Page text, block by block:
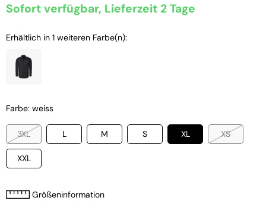
Sofort verfügbar, Lieferzeit 2 Tage
Erhältlich in 1 weiteren Farbe(n):
Farbe: weiss
3XL L M S XL XS
XXL
Größeninformation